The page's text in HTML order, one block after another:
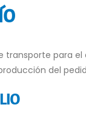
transporte para
del